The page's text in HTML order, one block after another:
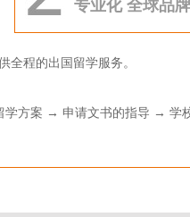
专业化 全球品牌
全程的出国留学服务。
学方案 → 申请文书的指导 → 学